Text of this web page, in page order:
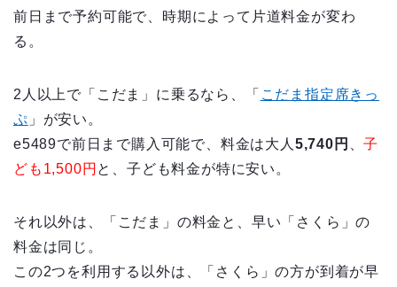
前日まで予約可能で、時期によって片道料金が変わ
る。
2人以上で「こだま」に乗るなら、「 こだま指定席きっ
ぷ 」が安い。
e5489で前日まで購入可能で、料金は大人 5,740円 、子
ども1,500円 と、子ども料金が特に安い。
それ以外は、「こだま」の料金と、早い「さくら」の
料金は同じ。
この2つを利用する以外は、「さくら」の方が到着が早